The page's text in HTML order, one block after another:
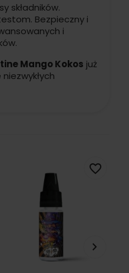
składników.
Bezpieczny i
i
Mango Kokos już
favorite_border
keyboard_arrow_right